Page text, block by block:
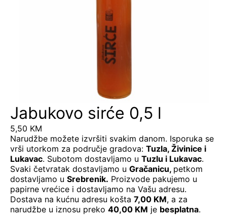
Jabukovo sirće 0,5 l
5,50 KM
Narudžbe možete izvršiti svakim danom. Isporuka se
vrši utorkom za područje gradova: Tuzla, Živinice i
Lukavac. Subotom dostavljamo u Tuzlu i Lukavac.
Svaki četvratak dostavljamo u Gračanicu, petkom
dostavljamo u Srebrenik. Proizvode pakujemo u
papirne vrećice i dostavljamo na Vašu adresu.
Dostava na kućnu adresu košta 7,00 KM, a za
narudžbe u iznosu preko 40,00 KM je besplatna.